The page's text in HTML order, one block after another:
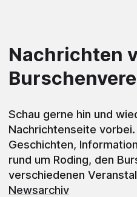
Nachrichten
Schau gerne hin und
Nachrichtenseite
Geschichten,
rund um Roding, den
verschiedenen
Newsarchiv